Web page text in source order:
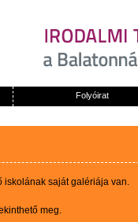
Folyóirat
iskolának saját galériája van.
meg.